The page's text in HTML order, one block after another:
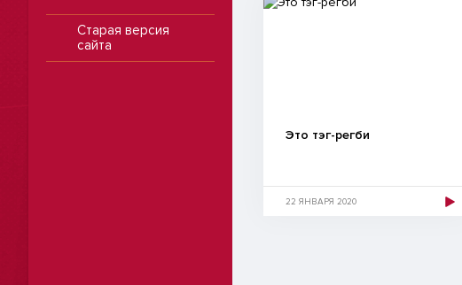
Старая версия
сайта
Это тэг-регби
22 ЯНВАРЯ 2020